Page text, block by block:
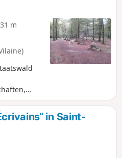
m
des
ONF
gepflegt.
in Saint-